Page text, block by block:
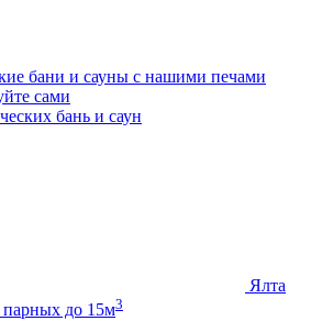
бани и сауны с нашими печами
сами
бань и саун
Ялта
парных до 15м3